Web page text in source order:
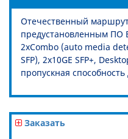
Отечественный
предустановленным ПО
2xCombo (auto media
SFP), 2x10GE SFP+,
пропускная
Заказать